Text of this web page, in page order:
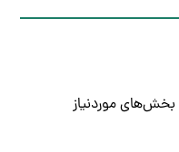
بخش‌های موردنیاز